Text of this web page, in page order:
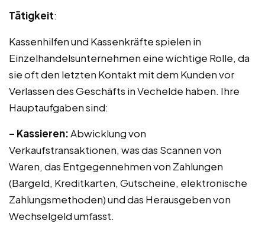
Tätigkeit:
Kassenhilfen und Kassenkräfte spielen in
Einzelhandelsunternehmen eine wichtige Rolle, da
sie oft den letzten Kontakt mit dem Kunden vor
Verlassen des Geschäfts in Vechelde haben. Ihre
Hauptaufgaben sind:
– Kassieren:Abwicklung von
Verkaufstransaktionen, was das Scannen von
Waren, das Entgegennehmen von Zahlungen
(Bargeld, Kreditkarten, Gutscheine, elektronische
Zahlungsmethoden) und das Herausgeben von
Wechselgeld umfasst.